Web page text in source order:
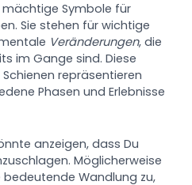
Symbole für
Sie stehen für wichtige
Veränderungen, die
im Gange sind. Diese
repräsentieren
Phasen und Erlebnisse
anzeigen, dass Du
Möglicherweise
Wandlung zu,